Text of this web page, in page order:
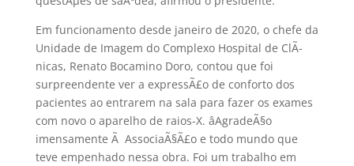
Em funcionamento desde janeiro de 2020, o chefe da
Unidade de Imagem do Complexo Hospital de ClÃ­
nicas, Renato Bocamino Doro, contou que foi
surpreendente ver a expressÃ£o de conforto dos
pacientes ao entrarem na sala para fazer os exames
com novo o aparelho de raios-X. âAgradeÃ§o
imensamente Ã AssociaÃ§Ã£o e todo mundo que
teve empenhado nessa obra. Foi um trabalho em